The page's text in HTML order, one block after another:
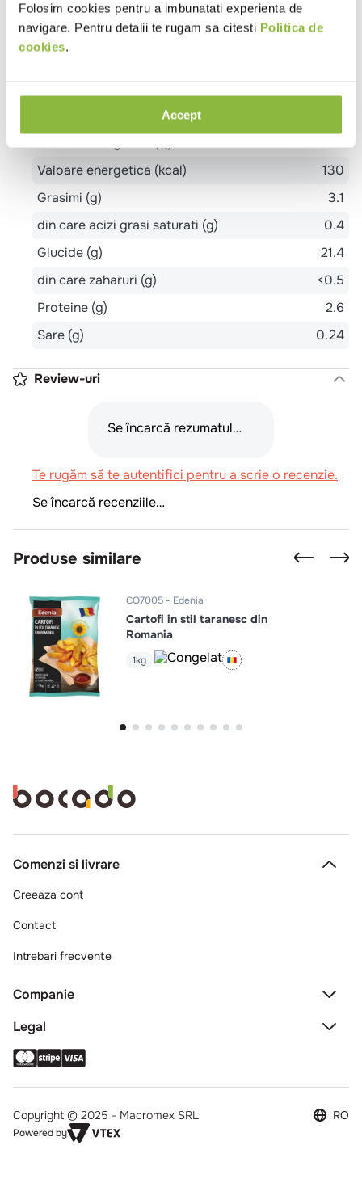
Folosim cookies pentru a imbunatati experienta de
navigare. Pentru detalii te rugam sa citesti Politica de
cookies.
Accept
condimente (boia, piper), dextrina, agenti de afanare
(difosfati, carbonat de sodiu), agenti de ingrosare
(guma xantan), extract de boia], ulei de floarea
Valori nutritionale 100g
Valoare energetica (kcal)
130
Grasimi (g)
3.1
din care acizi grasi saturati (g)
0.4
Glucide (g)
21.4
din care zaharuri (g)
<0.5
Proteine (g)
2.6
Sare (g)
0.24
Review-uri
Se încarcă rezumatul…
Te rugăm să te autentifici pentru a scrie o recenzie.
Se încarcă recenziile…
Produse similare
CO7005 Edenia
Cartofi in stil taranesc din
Romania
1kg
Comenzi si livrare
Creeaza cont
Contact
Intrebari frecvente
Companie
Legal
Copyright © 2025 - Macromex SRL
Powered by
RO